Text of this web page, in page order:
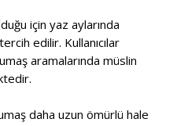
için yaz aylarında
edilir. Kullanıcılar
aramalarında müslin
daha uzun ömürlü hale